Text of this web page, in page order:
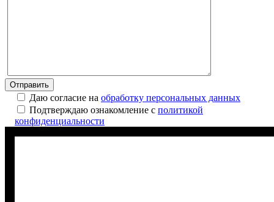
Отправить
Даю согласие на обработку персональных данных
Подтверждаю ознакомление с политикой
конфиденциальности